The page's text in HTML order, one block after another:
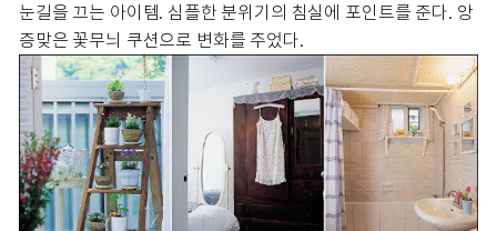
눈길을 끄는 아이템. 심플한 분위기의 침실에 포인트를 준다. 앙
증맞은 꽃무늬 쿠션으로 변화를 주었다.